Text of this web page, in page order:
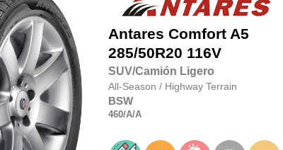
Antares Comfort A5
285/50R20 116V
SUV/Camión Ligero
All-Season / Highway Terrain
BSW
460/A/A